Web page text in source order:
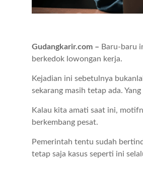
Gudangkarir.com – Baru-baru
berkedok lowongan kerja.
Kejadian ini sebetulnya
sekarang masih tetap ada.
Kalau kita amati saat ini,
berkembang pesat.
Pemerintah tentu sudah
tetap saja kasus seperti ini